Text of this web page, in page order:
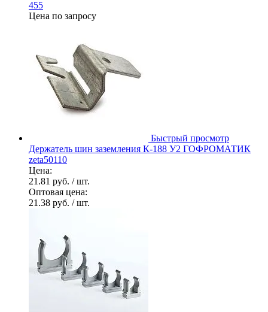
455
Цена по запросу
Быстрый просмотр
Держатель шин заземления К-188 У2 ГОФРОМАТИК
zeta50110
Цена:
21.81 руб. / шт.
Оптовая цена:
21.38 руб. / шт.